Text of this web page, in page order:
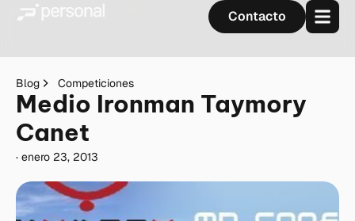
Contacto
Blog Competiciones
Medio Ironman Taymory
Canet
· enero 23, 2013